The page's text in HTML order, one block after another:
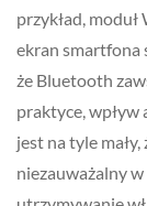
przykład,
ekran smartfona
że Bluetooth
praktyce,
jest na tyle
niezauważalny